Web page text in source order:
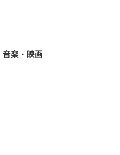
音楽・映画